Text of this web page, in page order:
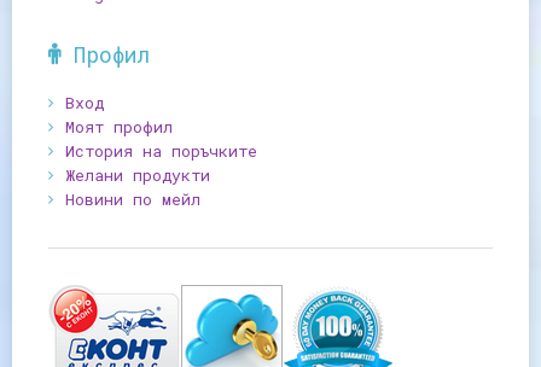
Профил
Вход
Моят профил
История на поръчките
Желани продукти
Новини по мейл